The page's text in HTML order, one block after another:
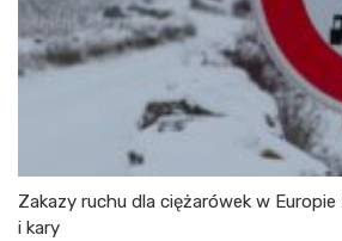
Zakazy ruchu dla ciężarówek w
i kary